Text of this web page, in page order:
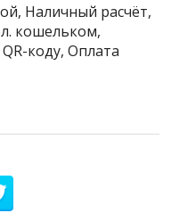
Наличный расчёт,
кошельком,
коду, Оплата